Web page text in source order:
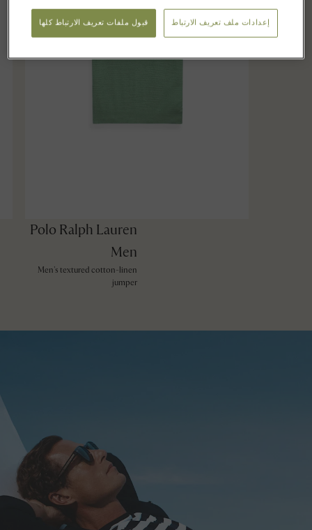
Polo Ralph Lauren
Men
Men's textured cotton-linen
jumper
إعدادات ملف تعريف الارتباط قبول ملفات تعريف الارتباط كلها